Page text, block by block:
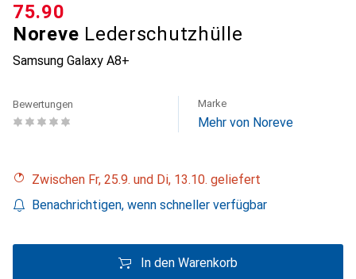
Noreve Lederschutzhülle
Samsung Galaxy A8+
CHF
75.90
Bewertungen Marke
Mehr von Noreve
Zwischen Fr, 25.9. und Di, 13.10. geliefert
Benachrichtigen, wenn schneller verfügbar
In den Warenkorb